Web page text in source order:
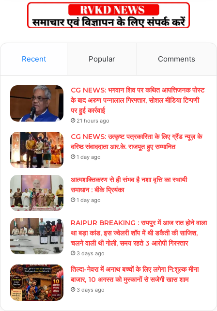
Recent Popular Comments
CG NEWS: भगवान शिव पर कथित आपत्तिजनक पोस्ट
के बाद अरुण पन्नालाल गिरफ्तार, सोशल मीडिया टिप्पणी
पर हुई कार्रवाई
21 hours ago
CG NEWS: उत्कृष्ट पत्रकारिता के लिए ग्रैंड न्यूज़ के
वरिष्ठ संवाददाता आर.के. राजपूत हुए सम्मानित
1 day ago
आत्मशक्तिकरण से ही संभव है नशा वृत्ति का स्थायी
समाधान : बीके प्रियंका
1 day ago
RAIPUR BREAKING : रायपुर में आज रात होने वाला
था बड़ा कांड, इस ज्वेलरी शॉप में थी डकैती की साजिश,
चलने वाली थी गोली, समय रहते 3 आरोपी गिरफ्तार
3 days ago
तिल्दा-नेवरा में अनाथ बच्चों के लिए लगेगा नि:शुल्क मीना
बाजार, 10 अगस्त को मुस्कानों से सजेगी खास शाम
3 days ago